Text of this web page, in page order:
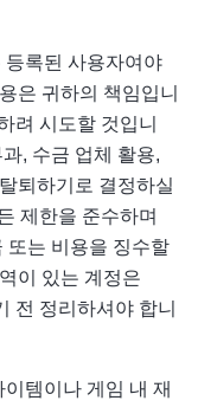
록된 사용자여야
은 귀하의 책임입니
려 시도할 것입니
, 수금 업체 활용,
퇴하기로 결정하실
제한을 준수하며
또는 비용을 징수할
이 있는 계정은
전 정리하셔야 합니
템이나 게임 내 재